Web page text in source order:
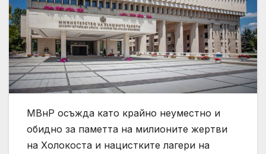
МВнР осъжда като крайно неуместно и
обидно за паметта на милионите жертви
на Холокоста и нацистките лагери на